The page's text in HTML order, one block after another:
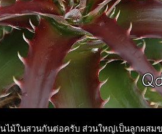
ม้ในสวนกันต่อครับ ส่วนใหญ่เป็นลูกผสมข